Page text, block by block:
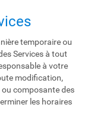
temporaire ou
Services à tout
à votre
modification,
composante des
les horaires